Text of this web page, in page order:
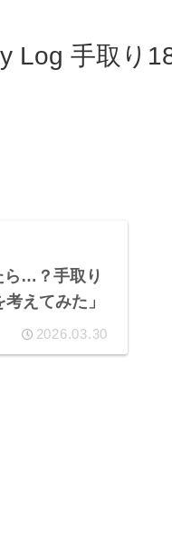
Log 手取り
ら…？手取り
えてみた」
2026.03.30